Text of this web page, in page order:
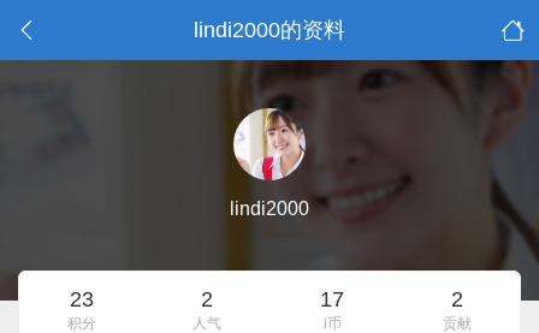
lindi2000的资料
lindi2000
23
积分
2
人气
17
i币
2
贡献